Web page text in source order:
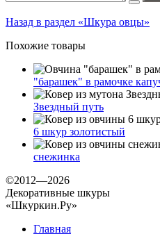
Назад в раздел «Шкура овцы»
Похожие товары
"барашек" в рамочке
Звездный путь
6 шкур золотистый
снежинка
©2012—2026
Декоративные шкуры
«Шкуркин.Ру»
Главная